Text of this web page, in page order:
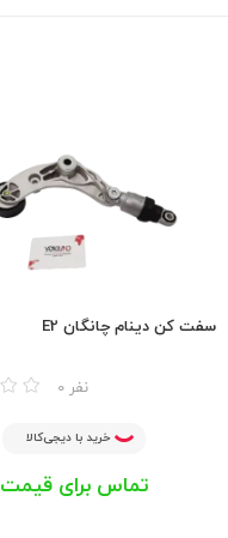
سفت کن دینام چانگان E2
0 نفر
خرید با دیجی‌کالا
تماس برای قیمت